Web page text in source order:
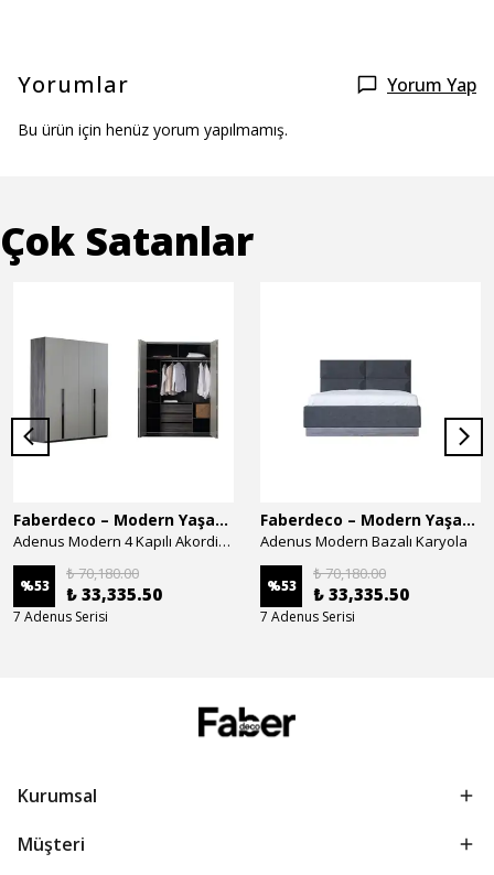
Yorumlar Yorum Yap
Bu ürün için henüz yorum yapılmamış.
Çok Satanlar
Faberdeco – Modern Yaşam Alanları İçin Özel Tasarım Mobilyalar
Adenus Modern 4 Kapılı Akordion Dolap
%53
₺ 70,180.00
₺ 33,335.50
7 Adenus Serisi
Faberdeco – Modern Yaşam Alanları İçin Özel Tasarım Mobilyalar
Adenus Modern Bazalı Karyola
%53
₺ 70,180.00
₺ 33,335.50
7 Adenus Serisi
Kurumsal
Müşteri